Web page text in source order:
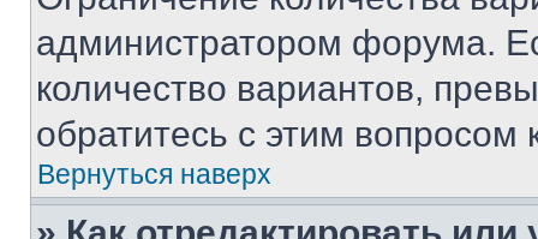
администратором форума.
количество вариантов,
обратитесь с этим вопросом
Вернуться наверх